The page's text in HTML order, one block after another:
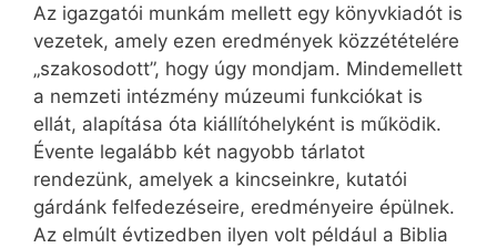
Az igazgatói munkám mellett egy könyvkiadót is
vezetek, amely ezen eredmények közzétételére
„szakosodott”, hogy úgy mondjam. Mindemellett
a nemzeti intézmény múzeumi funkciókat is
ellát, alapítása óta kiállítóhelyként is működik.
Évente legalább két nagyobb tárlatot
rendezünk, amelyek a kincseinkre, kutatói
gárdánk felfedezéseire, eredményeire épülnek.
Az elmúlt évtizedben ilyen volt például a Biblia